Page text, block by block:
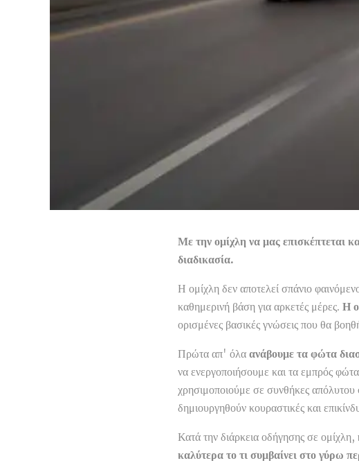
Με την ομίχλη να μας επισκέπτεται
διαδικασία.
Η ομίχλη δεν αποτελεί σπάνιο
καθημερινή βάση για αρκετές μέρες. Η
ορισμένες βασικές γνώσεις που θα
Πρώτα απ' όλα ανάβουμε τα φώτα
να ενεργοποιήσουμε και τα εμπρός
χρησιμοποιούμε σε συνθήκες απόλυτου
δημιουργηθούν κουραστικές και
Κατά την διάρκεια οδήγησης σε ομίχλη,
καλύτερα το τι συμβαίνει στο γύρω